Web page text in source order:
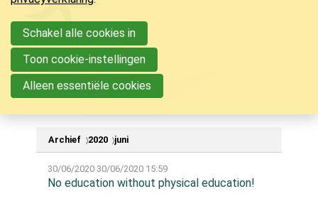
Spring
naar
de
inhoud
Archief 2020 juni
30/06/202030/06/2020 15:59
No education without physical education!
Voordelen
Vacatures
Nieuwsberichten
Partners
Bijscholingen
Inspiratie
Jeugdkampen
Schakel alle cookies in
Toon cookie-instellingen
Alleen essentiële cookies